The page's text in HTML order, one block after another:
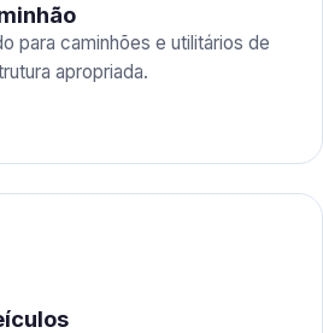
para caminhões e utilitários de
apropriada.